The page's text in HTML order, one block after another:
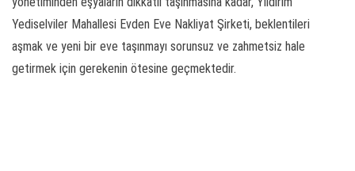
Yediselviler Mahallesi Evden Eve Nakliyat Şirketi, beklentileri
aşmak ve yeni bir eve taşınmayı sorunsuz ve zahmetsiz hale
getirmek için gerekenin ötesine geçmektedir.